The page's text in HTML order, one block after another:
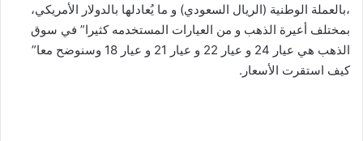
،بالعملة الوطنية (الريال السعودي) و ما يُعادلها بالدولار الأمريكي،
بمختلف أعيرة الذهب و من العيارات المستخدمه كثيرا” في سوق
الذهب هي عيار 24 و عيار 22 و عيار 21 و عيار 18 وسنوضح معا”
كيف استقرت الأسعار.